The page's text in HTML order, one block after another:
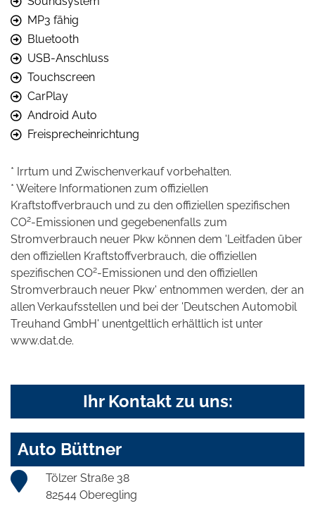
MP3 fähig
Bluetooth
USB-Anschluss
Touchscreen
CarPlay
Android Auto
Freisprecheinrichtung
* Irrtum und Zwischenverkauf vorbehalten.
* Weitere Informationen zum offiziellen
Kraftstoffverbrauch und zu den offiziellen spezifischen
CO2-Emissionen und gegebenenfalls zum
Stromverbrauch neuer Pkw können dem 'Leitfaden über
den offiziellen Kraftstoffverbrauch, die offiziellen
spezifischen CO2-Emissionen und den offiziellen
Stromverbrauch neuer Pkw' entnommen werden, der an
allen Verkaufsstellen und bei der 'Deutschen Automobil
Treuhand GmbH' unentgeltlich erhältlich ist unter
www.dat.de.
Ihr Kontakt zu uns:
Auto Büttner
Tölzer Straße 38
82544 Oberegling